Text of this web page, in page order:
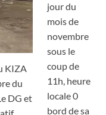
KIZA
du
DG et
jour du
mois de
novembre
sous le
coup de
11h, heure
locale 0
bord de sa